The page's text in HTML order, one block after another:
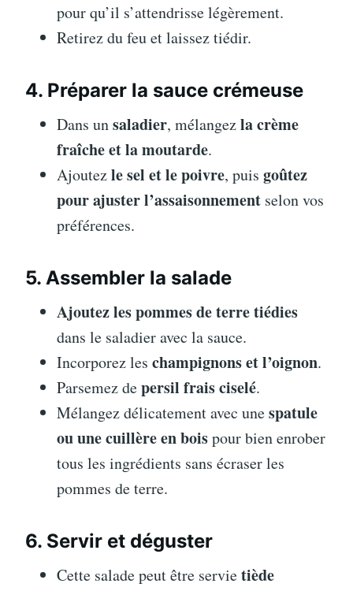
pour qu’il s’attendrisse légèrement.
Retirez du feu et laissez tiédir.
4. Préparer la sauce crémeuse
Dans unsaladier, mélangezla crème
fraîche et la moutarde.
Ajoutezle sel et le poivre, puis goûtez
pour ajuster l’assaisonnement selon vos
préférences.
5. Assembler la salade
Ajoutez les pommes de terre tiédies
dans le saladier avec la sauce.
Incorporez les champignons et l’oignon.
Parsemez depersil frais ciselé.
Mélangez délicatement avec unespatule
ou une cuillère en boispour bien enrober
tous les ingrédients sans écraser les
pommes de terre.
6. Servir et déguster
Cette salade peut être servietiède